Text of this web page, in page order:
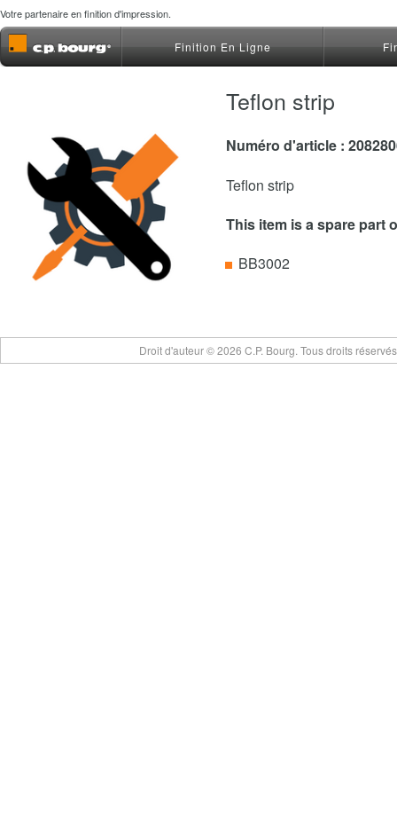
Votre partenaire en finition d'impression.
Finition En Ligne
Teflon strip
Numéro d'article :
Teflon strip
This item is a spare part
BB3002
Droit d'auteur © 2026 C.P. Bourg. Tous droits